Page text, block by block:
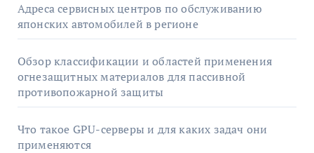
Адреса сервисных центров по обслуживанию
японских автомобилей в регионе
Обзор классификации и областей применения
огнезащитных материалов для пассивной
противопожарной защиты
Что такое GPU-серверы и для каких задач они
применяются